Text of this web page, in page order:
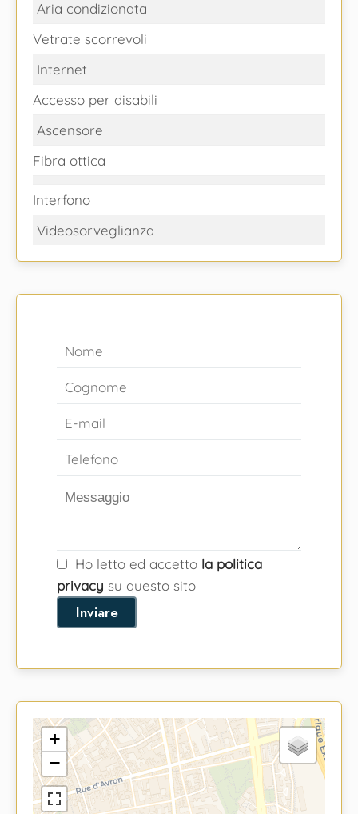
Aria condizionata
Vetrate scorrevoli
Internet
Accesso per disabili
Ascensore
Fibra ottica
Interfono
Videosorveglianza
Ho letto ed accetto la politica
privacy su questo sito
Inviare
+
−